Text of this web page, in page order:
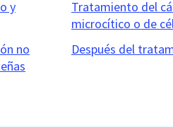
y
no
Tratamiento del
microcítico o de
Después del